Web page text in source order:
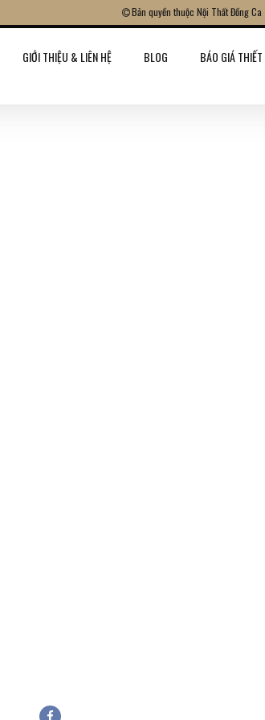
Bản quyền thuộc Nội Thất Đồng Ca
GIỚI THIỆU & LIÊN HỆ BLOG BÁO GIÁ